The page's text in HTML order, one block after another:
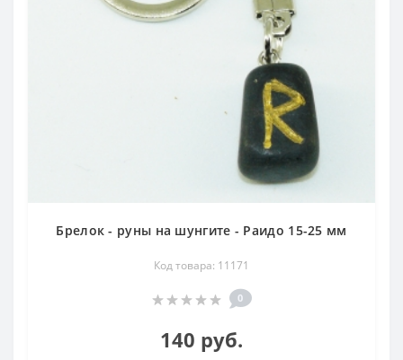
Брелок - руны на шунгите - Раидо 15-25 мм
Код товара: 11171
0
140 руб.